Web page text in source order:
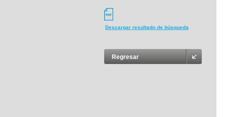
Descargar resultado de búsqueda
Regresar